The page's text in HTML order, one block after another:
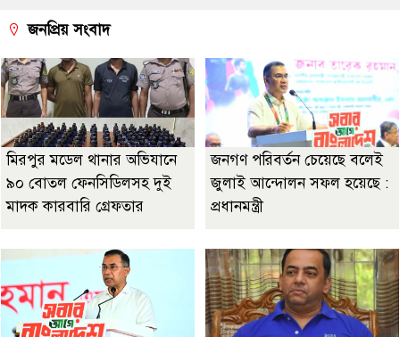
জনপ্রিয় সংবাদ
মিরপুর মডেল থানার অভিযানে
৯০ বোতল ফেনসিডিলসহ দুই
মাদক কারবারি গ্রেফতার
জনগণ পরিবর্তন চেয়েছে বলেই
জুলাই আন্দোলন সফল হয়েছে :
প্রধানমন্ত্রী